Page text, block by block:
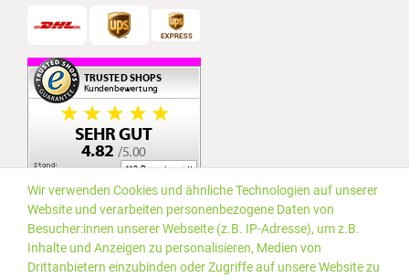
Wir verwenden Cookies und ähnliche Technologien auf unserer
Website und verarbeiten personenbezogene Daten von
Besucher:innen unserer Webseite (z.B. IP-Adresse), um z.B.
Inhalte und Anzeigen zu personalisieren, Medien von
Drittanbietern einzubinden oder Zugriffe auf unsere Website zu